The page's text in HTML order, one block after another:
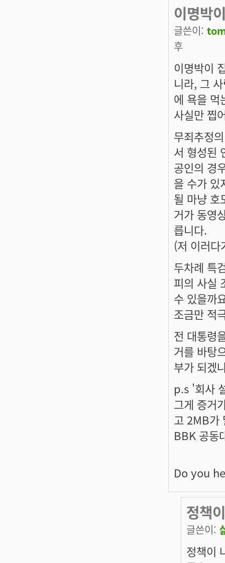
이명박
글쓴이:
후
이명박이
니라, 그
에 욕을 먹
사실만 찝
무죄추정
서 형성된
공인의 경
을 수가 있
될 마냥 호
거가 동영
릅니다.
(저 이러다
두차례 특
피의 사실
수 있을까
조금만 적
전 대통령
거를 바탕
부가 되겠
p.s '회사
그게 증거
고 2MB가
BBK 공동
Do you
정책
글쓴이:
정책이